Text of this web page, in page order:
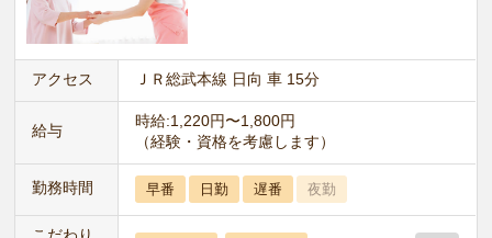
アクセス ＪＲ総武本線 日向 車 15分
給与
時給:1,220円〜1,800円
（経験・資格を考慮します）
勤務時間 早番 日勤 遅番 夜勤